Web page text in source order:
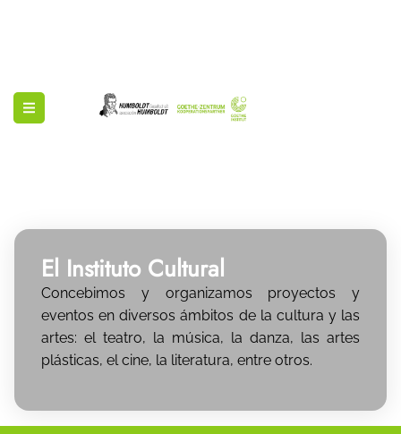
El Instituto Cultural
Concebimos y organizamos proyectos y
eventos en diversos ámbitos de la cultura y las
artes: el teatro, la música, la danza, las artes
plásticas, el cine, la literatura, entre otros.